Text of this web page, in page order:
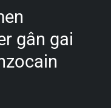
gân gai